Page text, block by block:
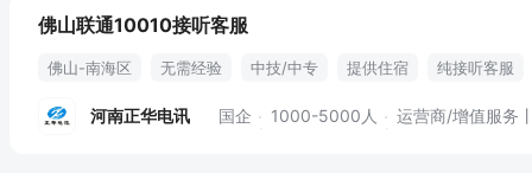
佛山联通10010接听客服
佛山-南海区 无需经验 中技/中专 提供住宿 纯接听客服
河南正华电讯 国企 1000-5000人 运营商/增值服务